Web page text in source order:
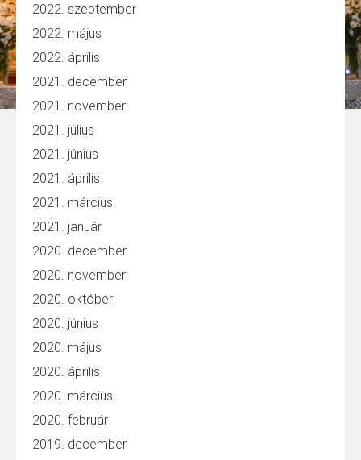
2022. szeptember
2022. május
2022. április
2021. december
2021. november
2021. július
2021. június
2021. április
2021. március
2021. január
2020. december
2020. november
2020. október
2020. június
2020. május
2020. április
2020. március
2020. február
2019. december